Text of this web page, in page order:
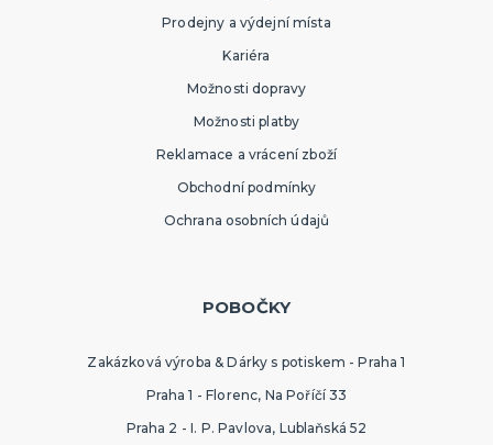
Prodejny a výdejní místa
Kariéra
Možnosti dopravy
Možnosti platby
Reklamace a vrácení zboží
Obchodní podmínky
Ochrana osobních údajů
POBOČKY
Zakázková výroba & Dárky s potiskem - Praha 1
Praha 1 - Florenc, Na Poříčí 33
Praha 2 - I. P. Pavlova, Lublaňská 52